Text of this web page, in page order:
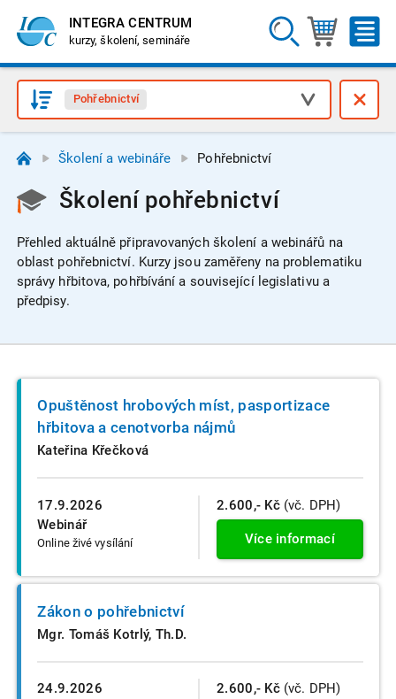
INTEGRA CENTRUM
kurzy, školení, semináře
Pohřebnictví
Školení a webináře Pohřebnictví
Školení pohřebnictví
Přehled aktuálně připravovaných školení a webinářů na
oblast pohřebnictví. Kurzy jsou zaměřeny na problematiku
správy hřbitova, pohřbívání a související legislativu a
předpisy.
17.9.2026
Webinář
Online živé vysílání
Opuštěnost hrobových míst, pasportizace
hřbitova a cenotvorba nájmů
Kateřina Křečková
2.600,- Kč (vč. DPH)
Více informací
24.9.2026
Zákon o pohřebnictví
Mgr. Tomáš Kotrlý, Th.D.
2.600,- Kč (vč. DPH)